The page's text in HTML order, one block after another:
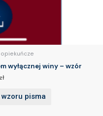
wyłącznej winy – wzór
zł
pisma